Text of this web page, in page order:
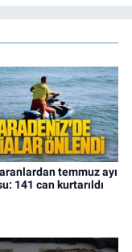
temmuz ayı
141 can kurtarıldı